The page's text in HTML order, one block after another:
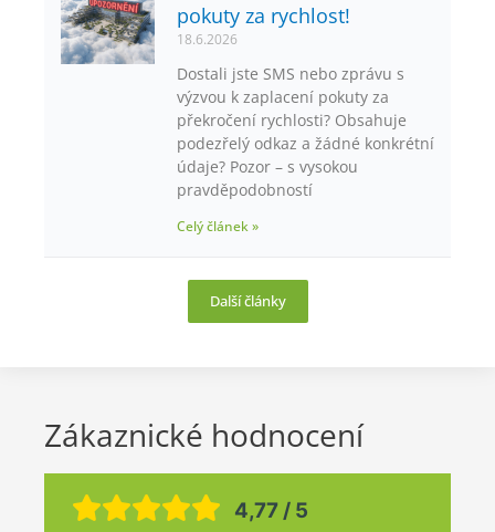
pokuty za rychlost!
18.6.2026
Dostali jste SMS nebo zprávu s
výzvou k zaplacení pokuty za
překročení rychlosti? Obsahuje
podezřelý odkaz a žádné konkrétní
údaje? Pozor – s vysokou
pravděpodobností
Celý článek »
Další články
Zákaznické hodnocení
4,77 / 5